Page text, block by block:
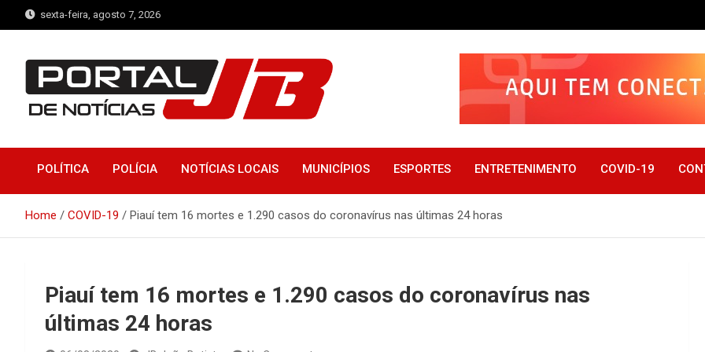
to
sexta-feira, agosto 7, 2026
Portal de Notícias JB
POLÍTICA POLÍCIA NOTÍCIAS LOCAIS MUNICÍPIOS ESPORTES ENTRETENIMENTO COVID-19
Home COVID-19 Piauí tem 16 mortes e 1.290 casos do coronavírus nas últimas 24 horas
Piauí tem 16 mortes e 1.290 casos do coronavírus nas
últimas 24 horas